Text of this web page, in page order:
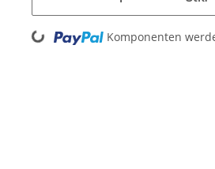
Loading... Komponenten